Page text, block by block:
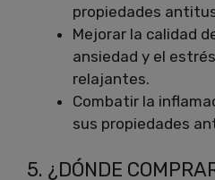
propiedades
Mejorar la calidad
ansiedad y el
relajantes.
Combatir la
sus propiedades
5. ¿DÓNDE